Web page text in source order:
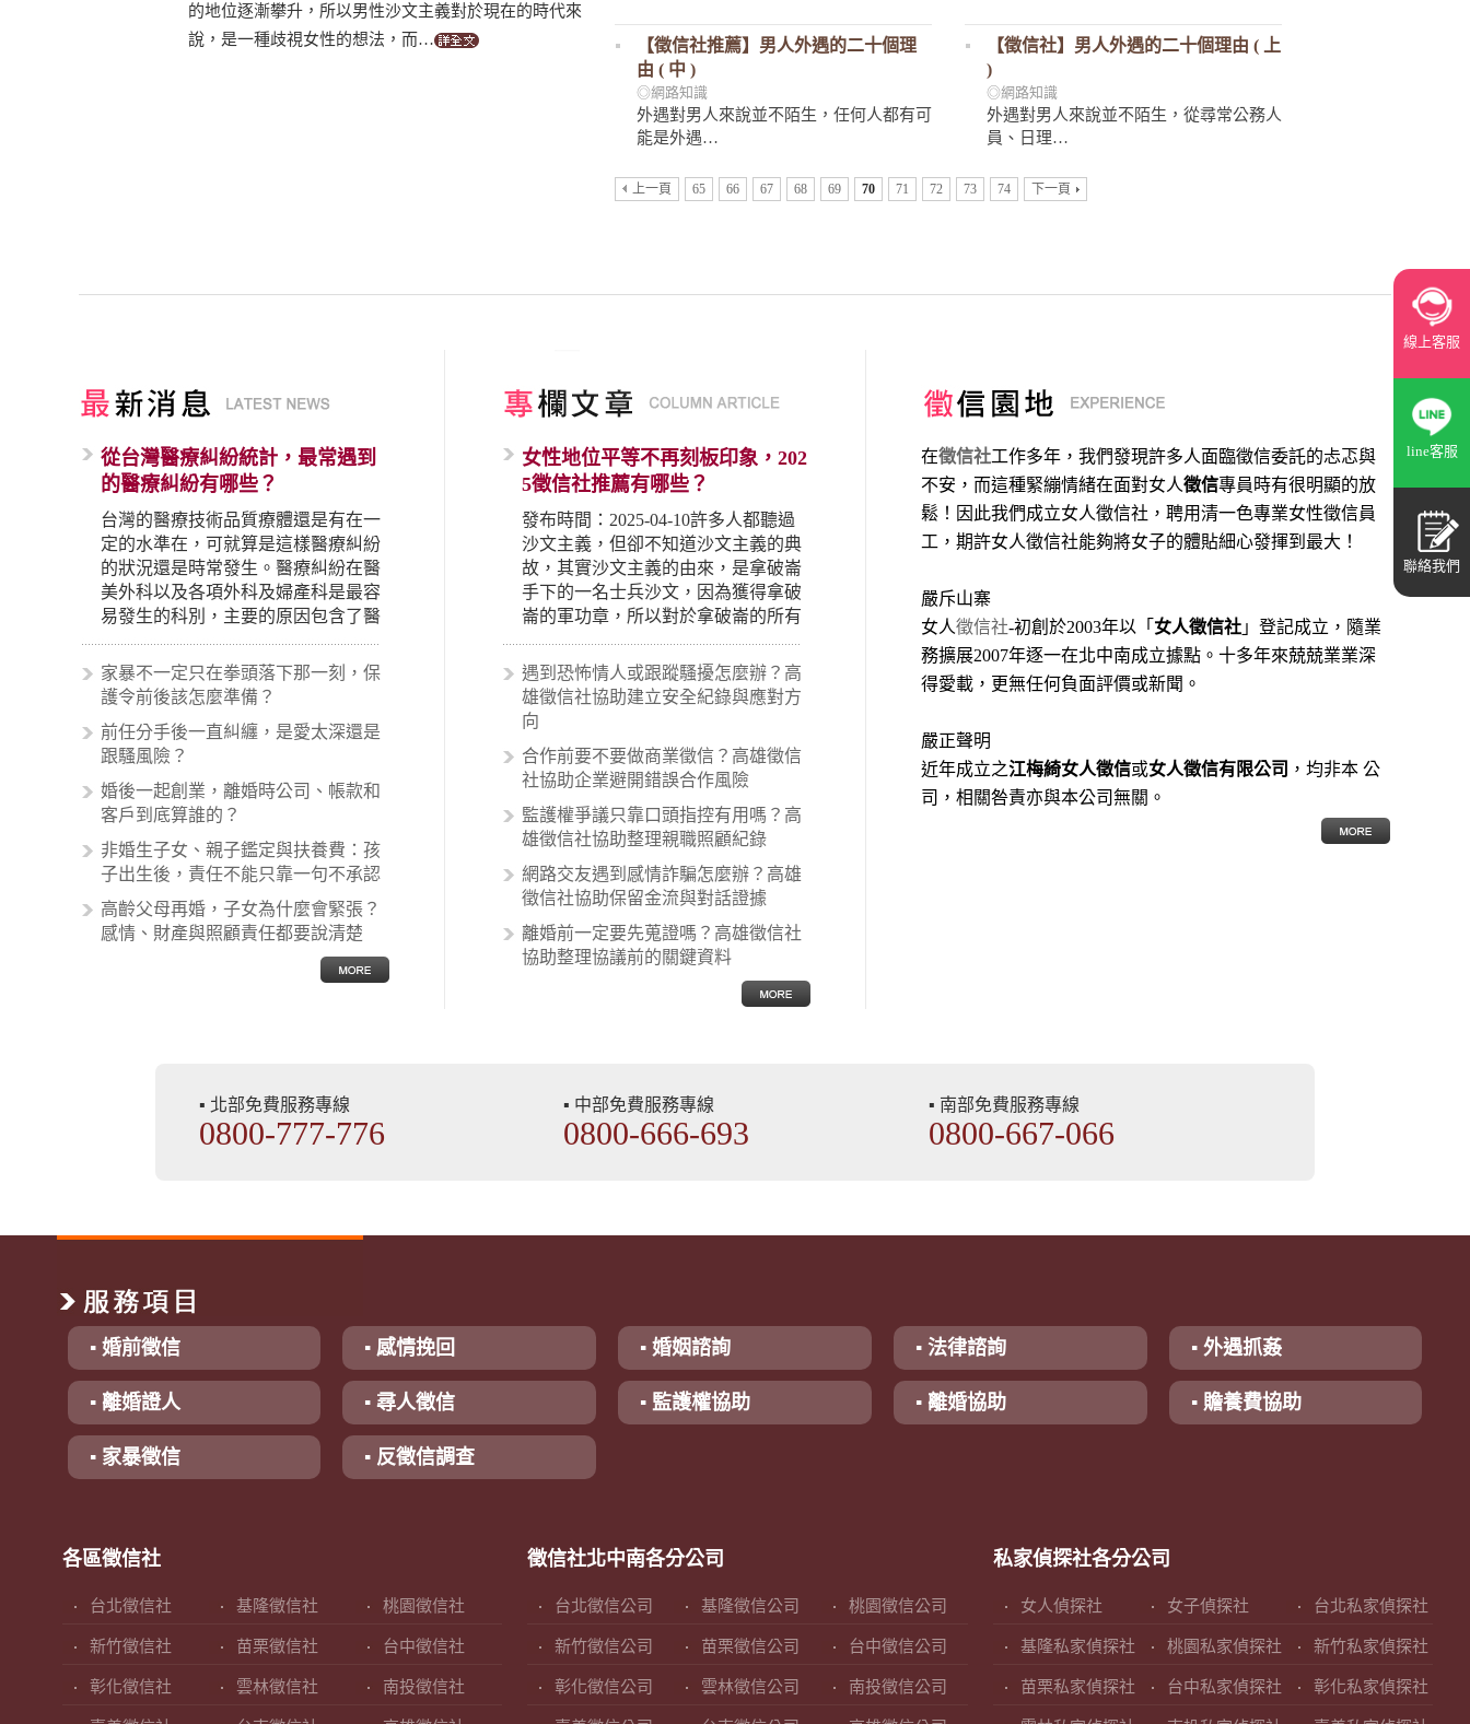
線上客服
line客服
聯絡我們
的地位逐漸攀升，所以男性沙文主義對於現在的時代來
說，是一種歧視女性的想法，而…
【徵信社推薦】男人外遇的二十個理
由 ( 中 )
◎網路知識
外遇對男人來說並不陌生，任何人都有可
能是外遇…
【徵信社】男人外遇的二十個理由 ( 上
)
◎網路知識
外遇對男人來說並不陌生，從尋常公務人
員、日理…
上一頁 65 66 67 68 69 70 71 72 73 74 下一頁
從台灣醫療糾紛統計，最常遇到
的醫療糾紛有哪些？
台灣的醫療技術品質療體還是有在一
定的水準在，可就算是這樣醫療糾紛
的狀況還是時常發生。醫療糾紛在醫
美外科以及各項外科及婦產科是最容
易發生的科別，主要的原因包含了醫
生未盡告知義務、醫療處置疏失、手
術疏失、術後照顧失當、醫療費用的
收取。雖然醫學進步，但醫生與病患
案例中最後都走向訴訟流程，我們如
果不幸遇到相關醫療糾紛時究竟該怎
麼處理呢？醫療糾紛相關的內容其實
非常多，有些案例…
家暴不一定只在拳頭落下那一刻，保
護令前後該怎麼準備？
前任分手後一直糾纏，是愛太深還是
跟騷風險？
婚後一起創業，離婚時公司、帳款和
客戶到底算誰的？
非婚生子女、親子鑑定與扶養費：孩
子出生後，責任不能只靠一句不承認
高齡父母再婚，子女為什麼會緊張？
感情、財產與照顧責任都要說清楚
女性地位平等不再刻板印象，202
5徵信社推薦有哪些？
發布時間：2025-04-10許多人都聽過
沙文主義，但卻不知道沙文主義的典
故，其實沙文主義的由來，是拿破崙
手下的一名士兵沙文，因為獲得拿破
崙的軍功章，所以對於拿破崙的所有
事蹟和政策產生狂熱崇拜，形成偏執
的狀況，所以沙文主義後來就被拿來
暗指偏見和歧視，而且有沙文主義傾
向的人，通常對於自己的國家和民族
國家的人，所以沙文主義也廣泛應用
在種族歧視的說法，甚至還出現了男
性沙文…
遇到恐怖情人或跟蹤騷擾怎麼辦？高
雄徵信社協助建立安全紀錄與應對方
向
合作前要不要做商業徵信？高雄徵信
社協助企業避開錯誤合作風險
監護權爭議只靠口頭指控有用嗎？高
雄徵信社協助整理親職照顧紀錄
網路交友遇到感情詐騙怎麼辦？高雄
徵信社協助保留金流與對話證據
離婚前一定要先蒐證嗎？高雄徵信社
協助整理協議前的關鍵資料
在徵信社工作多年，我們發現許多人面臨徵信委託的忐忑與
不安，而這種緊繃情緒在面對女人徵信專員時有很明顯的放
鬆！因此我們成立女人徵信社，聘用清一色專業女性徵信員
工，期許女人徵信社能夠將女子的體貼細心發揮到最大 ！
嚴斥山寨
女人徵信社-初創於2003年以「 女人徵信社 」登記成立，隨業
務擴展2007年逐一在北中南成立據點。十多年來兢兢業業深
得愛載，更無任何負面評價或新聞。
嚴正聲明
近年成立之江梅綺女人徵信或女人徵信有限公司 ，均非本 公
司，相關咎責亦與本公司無關。
▪ 北部免費服務專線
0800-777-776
▪ 中部免費服務專線
0800-666-693
▪ 南部免費服務專線
0800-667-066
▪ 婚前徵信 ▪ 感情挽回 ▪ 婚姻諮詢 ▪ 法律諮詢 ▪ 外遇抓姦
▪ 離婚證人 ▪ 尋人徵信 ▪ 監護權協助 ▪ 離婚協助 ▪ 贍養費協助
▪ 家暴徵信 ▪ 反徵信調查
各區徵信社
台北徵信社 基隆徵信社 桃園徵信社
新竹徵信社 苗栗徵信社 台中徵信社
彰化徵信社 雲林徵信社 南投徵信社
徵信社北中南各分公司
台北徵信公司 基隆徵信公司 桃園徵信公司
新竹徵信公司 苗栗徵信公司 台中徵信公司
彰化徵信公司 雲林徵信公司 南投徵信公司
私家偵探社各分公司
女人偵探社 女子偵探社 台北私家偵探社
基隆私家偵探社 桃園私家偵探社 新竹私家偵探社
苗栗私家偵探社 台中私家偵探社 彰化私家偵探社